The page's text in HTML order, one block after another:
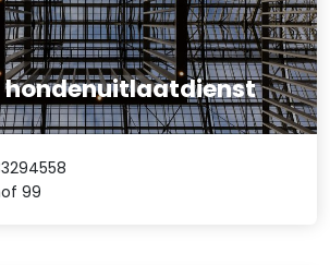
hondenuitlaatdienst
99